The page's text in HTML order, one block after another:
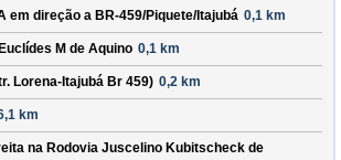
em direção a BR-459/Piquete/Itajubá 0,1 km
M de Aquino 0,1 km
Lorena-Itajubá Br 459) 0,2 km
km
na Rodovia Juscelino Kubitscheck de